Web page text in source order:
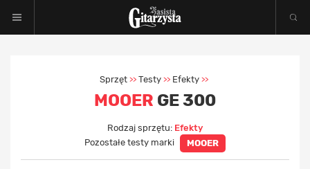
Sprzęt >> Testy >> Efekty >>
MOOER GE 300
Rodzaj sprzętu: Efekty
Pozostałe testy marki
MOOER